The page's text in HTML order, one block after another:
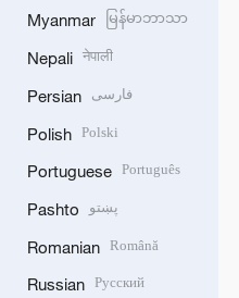
Myanmar မြန်မာဘာသာ
Nepali नेपाली
Persian فارسی
Polish Polski
Portuguese Português
Pashto پښتو
Romanian Română
Russian Русский